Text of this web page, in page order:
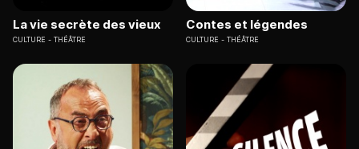
La vie secrète des vieux
CULTURE THÉÂTRE
Contes et légendes
CULTURE THÉÂTRE